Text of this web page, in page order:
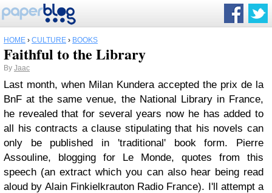
HOME › CULTURE › BOOKS
Faithful to the Library
By Jaac
Last month, when Milan Kundera accepted the prix de la
BnF at the same venue, the National Library in France,
he revealed that for several years now he has added to
all his contracts a clause stipulating that his novels can
only be published in 'traditional' book form. Pierre
Assouline, blogging for Le Monde, quotes from this
speech (an extract which you can also hear being read
aloud by Alain Finkielkrauton Radio France). I'll attempt a